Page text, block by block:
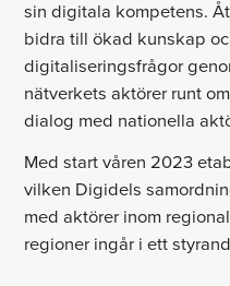
sin digitala kompetens.
bidra till ökad kunskap
digitaliseringsfrågor
nätverkets aktörer runt
dialog med nationella
Med start våren 2023
vilken Digidels
med aktörer inom
regioner ingår i ett